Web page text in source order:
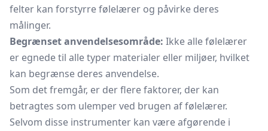
felter kan forstyrre følelærer og påvirke deres
målinger.
Begrænset anvendelsesområde: Ikke alle følelærer
er egnede til alle typer materialer eller miljøer, hvilket
kan begrænse deres anvendelse.
Som det fremgår, er der flere faktorer, der kan
betragtes som ulemper ved brugen af følelærer.
Selvom disse instrumenter kan være afgørende i